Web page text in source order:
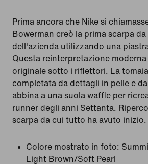
Prima ancora che Nike si
Bowerman creò la prima scarpa
dell'azienda utilizzando una
Questa reinterpretazione
originale sotto i riflettori. La
completata da dettagli in pelle e
abbina a una suola waffle per
runner degli anni Settanta.
scarpa da cui tutto ha avuto inizio.
Colore mostrato in foto:
Light Brown/Soft Pearl